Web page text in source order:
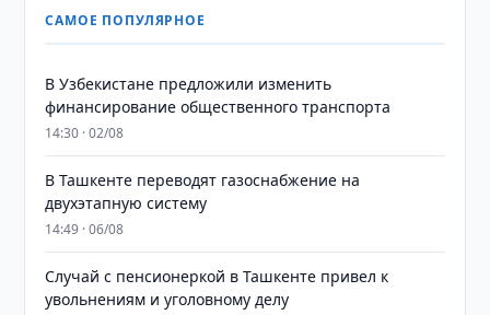
САМОЕ ПОПУЛЯРНОЕ
В Узбекистане предложили изменить
финансирование общественного транспорта
14:30 · 02/08
В Ташкенте переводят газоснабжение на
двухэтапную систему
14:49 · 06/08
Случай с пенсионеркой в Ташкенте привел к
увольнениям и уголовному делу